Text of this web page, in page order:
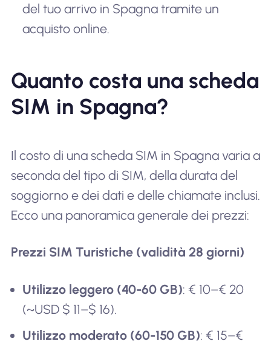
del tuo arrivo in Spagna tramite un
acquisto online.
Quanto costa una scheda
SIM in Spagna?
Il costo di una scheda SIM in Spagna varia a
seconda del tipo di SIM, della durata del
soggiorno e dei dati e delle chiamate inclusi.
Ecco una panoramica generale dei prezzi:
Prezzi SIM Turistiche (validità 28 giorni)
Utilizzo leggero (40-60 GB): € 10–€ 20
(~USD $ 11–$ 16).
Utilizzo moderato (60-150 GB): € 15–€